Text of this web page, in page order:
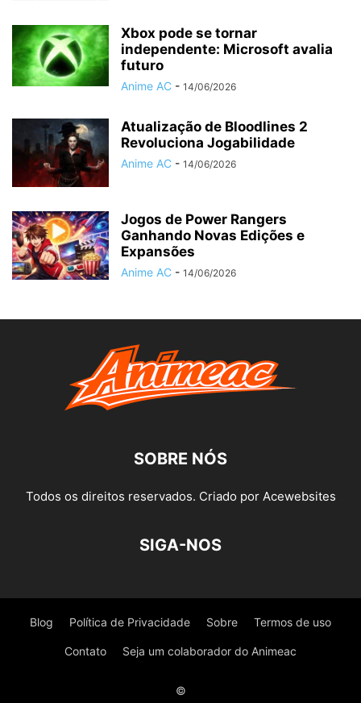
Xbox pode se tornar
independente: Microsoft avalia
futuro
Anime AC - 14/06/2026
Atualização de Bloodlines 2
Revoluciona Jogabilidade
Anime AC - 14/06/2026
Jogos de Power Rangers
Ganhando Novas Edições e
Expansões
Anime AC - 14/06/2026
SOBRE NÓS
Todos os direitos reservados. Criado por Acewebsites
SIGA-NOS
Blog Política de Privacidade Sobre Termos de uso
Contato Seja um colaborador do Animeac
©